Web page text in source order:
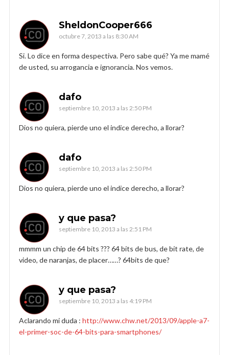
SheldonCooper666
octubre 7, 2013 a las 8:30 AM
Si. Lo dice en forma despectiva. Pero sabe qué? Ya me mamé
de usted, su arrogancia e ignorancia. Nos vemos.
dafo
septiembre 10, 2013 a las 2:50 PM
Dios no quiera, pierde uno el indice derecho, a llorar?
dafo
septiembre 10, 2013 a las 2:50 PM
Dios no quiera, pierde uno el indice derecho, a llorar?
y que pasa?
septiembre 10, 2013 a las 2:51 PM
mmmm un chip de 64 bits ??? 64 bits de bus, de bit rate, de
video, de naranjas, de placer……? 64bits de que?
y que pasa?
septiembre 10, 2013 a las 4:19 PM
Aclarando mi duda : http://www.chw.net/2013/09/apple-a7-
el-primer-soc-de-64-bits-para-smartphones/